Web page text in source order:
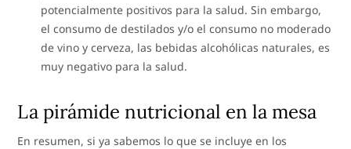
potencialmente positivos para la salud. Sin embargo,
el consumo de destilados y/o el consumo no moderado
de vino y cerveza, las bebidas alcohólicas naturales, es
muy negativo para la salud.
La pirámide nutricional en la mesa
En resumen, si ya sabemos lo que se incluye en los